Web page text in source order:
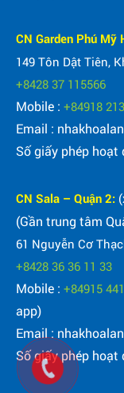
CN Garden Phú Mỹ
149 Tôn Dật Tiên,
+8428 37 115566
Mobile : +84918
Email :
Số giấy phép hoạt
CN Sala – Quận 2:
(Gần trung tâm
61 Nguyễn Cơ
+8428 36 36 11 33
Mobile : +84915
app)
Email :
Số giấy phép hoạt